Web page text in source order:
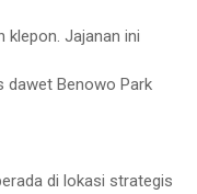
klepon. Jajanan ini
dawet Benowo Park
di lokasi strategis